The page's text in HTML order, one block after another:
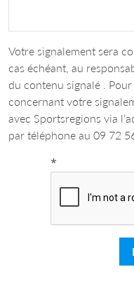
Votre signalement sera
cas échéant, au
du contenu signalé .
concernant votre
avec Sportsregions via
par téléphone au 09 72
*